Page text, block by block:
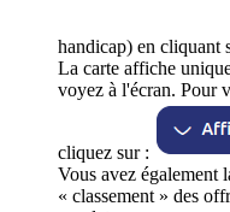
handicap) en cliquant
La carte affiche
voyez à l'écran. Pour
cliquez sur :
Vous avez également
« classement » des